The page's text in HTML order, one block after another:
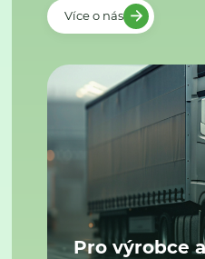
Více o nás
Pro výrobce